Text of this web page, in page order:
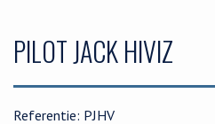
PILOT JACK HIVIZ
Referentie: PJHV